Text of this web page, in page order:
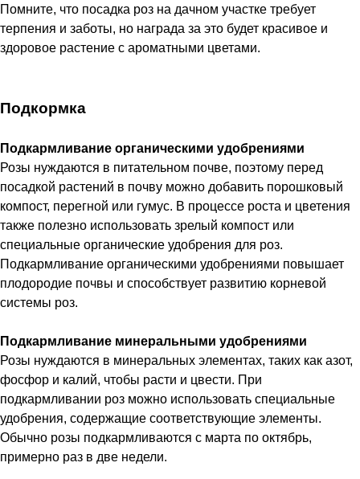
Помните, что посадка роз на дачном участке требует
терпения и заботы, но награда за это будет красивое и
здоровое растение с ароматными цветами.
Подкормка
Подкармливание органическими удобрениями
Розы нуждаются в питательном почве, поэтому перед
посадкой растений в почву можно добавить порошковый
компост, перегной или гумус. В процессе роста и цветения
также полезно использовать зрелый компост или
специальные органические удобрения для роз.
Подкармливание органическими удобрениями повышает
плодородие почвы и способствует развитию корневой
системы роз.
Подкармливание минеральными удобрениями
Розы нуждаются в минеральных элементах, таких как азот,
фосфор и калий, чтобы расти и цвести. При
подкармливании роз можно использовать специальные
удобрения, содержащие соответствующие элементы.
Обычно розы подкармливаются с марта по октябрь,
примерно раз в две недели.